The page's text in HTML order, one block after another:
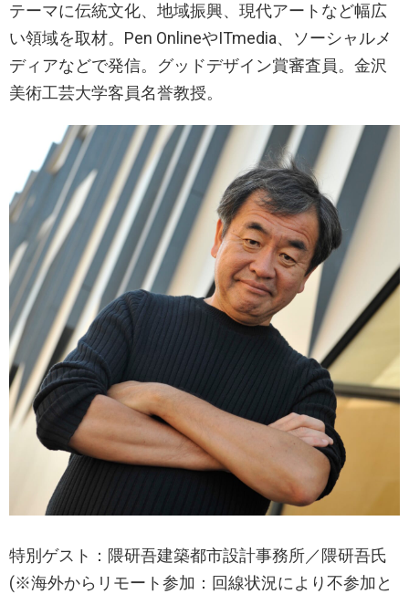
テーマに伝統文化、地域振興、現代アートなど幅広
い領域を取材。Pen OnlineやITmedia、ソーシャルメ
ディアなどで発信。グッドデザイン賞審査員。金沢
美術工芸大学客員名誉教授。
特別ゲスト：隈研吾建築都市設計事務所／隈研吾氏
(※海外からリモート参加：回線状況により不参加と